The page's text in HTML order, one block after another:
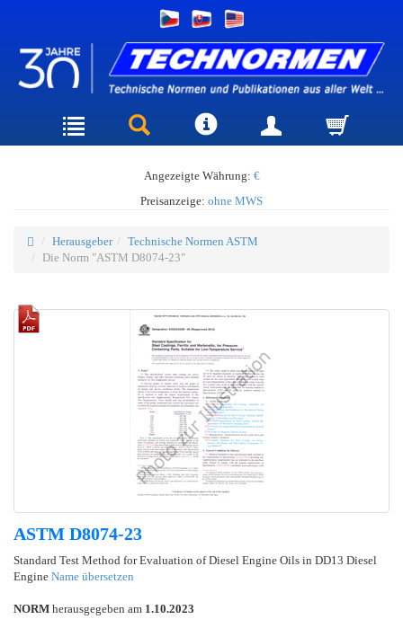
Angezeigte Währung: €
Preisanzeige: ohne MWS
Herausgeber
Technische Normen ASTM
Die Norm "ASTM D8074-23"
ASTM D8074-23
Standard Test Method for Evaluation of Diesel Engine Oils in DD13 Diesel
Engine Name übersetzen
NORM herausgegeben am 1.10.2023